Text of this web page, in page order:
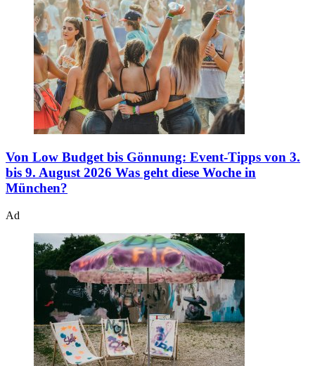
Von Low Budget bis Gönnung: Event-Tipps von 3.
bis 9. August 2026 Was geht diese Woche in
München?
Ad